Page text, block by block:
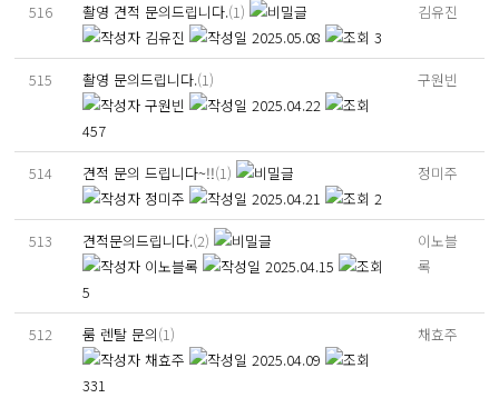
516 촬영 견적 문의드립니다.(1)
김유진
2025.05.08 3
김유진
515 촬영 문의드립니다.(1)
구원빈
2025.04.22
457
구원빈
514 견적 문의 드립니다~!!(1)
정미주
2025.04.21 2
정미주
513 견적문의드립니다.(2)
이노블록
2025.04.15
5
이노블
록
512 룸 렌탈 문의(1)
채효주
2025.04.09
331
채효주